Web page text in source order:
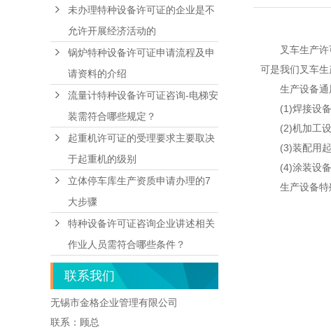
未办理特种设备许可证的企业是不
允许开展经济活动的
锅炉特种设备许可证申请流程及申
请资料的介绍
流量计特种设备许可证咨询-电梯安
装需符合哪些规定？
起重机许可证的受理要求主要取决
于起重机的级别
立体停车库生产资质申请办理的7
大步骤
特种设备许可证咨询企业讲述相关
作业人员需符合哪些条件？
联系我们
无锡市金格企业管理有限公司
联系：顾总
叉车生产许
可是我们叉车
生产设备通
(1)焊接设
(2)机加工
(3)装配用
(4)涂装设
生产设备